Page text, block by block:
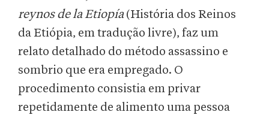
reynos de la Etiopía (História dos Reinos
da Etiópia, em tradução livre), faz um
relato detalhado do método assassino e
sombrio que era empregado. O
procedimento consistia em privar
repetidamente de alimento uma pessoa